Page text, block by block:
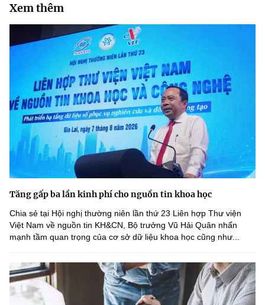
Xem thêm
Tăng gấp ba lần kinh phí cho nguồn tin khoa học
Chia sẻ tại Hội nghị thường niên lần thứ 23 Liên hợp Thư viện
Việt Nam về nguồn tin KH&CN, Bộ trưởng Vũ Hải Quân nhấn
mạnh tầm quan trọng của cơ sở dữ liệu khoa học cũng như...